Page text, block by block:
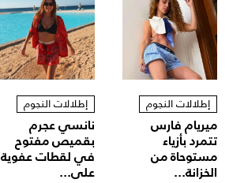
إطلالات النجوم
ميريام فارس
تتمرد بأزياء
مستوحاة من
الخزانة...
إطلالات النجوم
نانسي عجرم
بقميص مفتوح
في لقطات عفوية
على...